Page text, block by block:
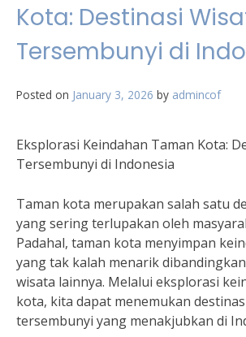
Kota: Destinasi
Tersembunyi di
Posted on January 3, 2026 by admincof
Eksplorasi Keindahan Taman Kota:
Tersembunyi di Indonesia
Taman kota merupakan salah satu
yang sering terlupakan oleh
Padahal, taman kota menyimpan
yang tak kalah menarik
wisata lainnya. Melalui eksplorasi
kota, kita dapat menemukan
tersembunyi yang menakjubkan di